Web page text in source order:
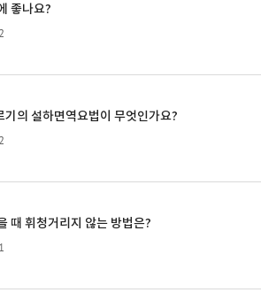
좋나요?
기의 설하면역요법이 무엇인가요?
때 휘청거리지 않는 방법은?